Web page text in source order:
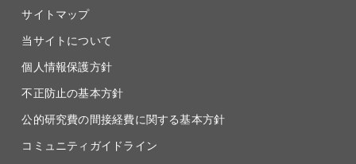
サイトマップ
当サイトについて
個人情報保護方針
不正防止の基本方針
公的研究費の間接経費に関する基本方針
コミュニティガイドライン